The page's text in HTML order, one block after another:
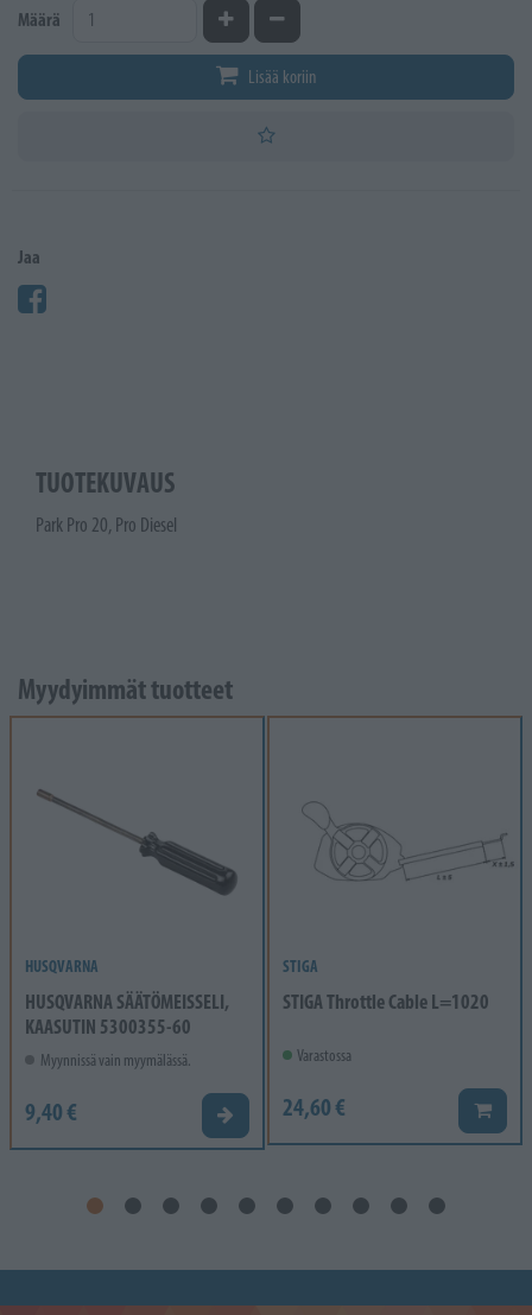
Määrä Kasvata määrääVähennä määrää
Lisää koriin
Jaa
TUOTEKUVAUS
Park Pro 20, Pro Diesel
Myydyimmät tuotteet
HUSQVARNA
HUSQVARNA SÄÄTÖMEISSELI,
KAASUTIN 5300355-60
Myynnissä vain myymälässä.
9,40 € Valitse vaihtoehto
STIGA
STIGA Throttle Cable L=1020
Varastossa
24,60 € Lisää